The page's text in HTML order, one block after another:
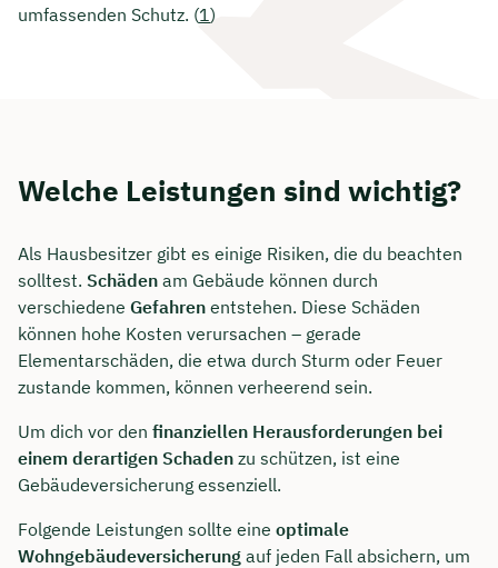
umfassenden Schutz. (1 )
Welche Leistungen sind wichtig?
Als Hausbesitzer gibt es einige Risiken, die du beachten
solltest. Schäden am Gebäude können durch
verschiedene Gefahren entstehen. Diese Schäden
können hohe Kosten verursachen – gerade
Elementarschäden, die etwa durch Sturm oder Feuer
zustande kommen, können verheerend sein.
Um dich vor den finanziellen Herausforderungen bei
einem derartigen Schaden zu schützen, ist eine
Gebäudeversicherung essenziell.
Folgende Leistungen sollte eine optimale
Wohngebäudeversicherung auf jeden Fall absichern, um